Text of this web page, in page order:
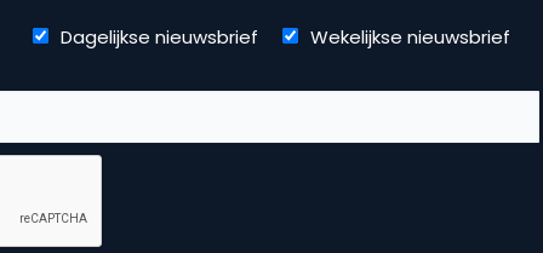
Dagelijkse nieuwsbrief Wekelijkse nieuwsbrief